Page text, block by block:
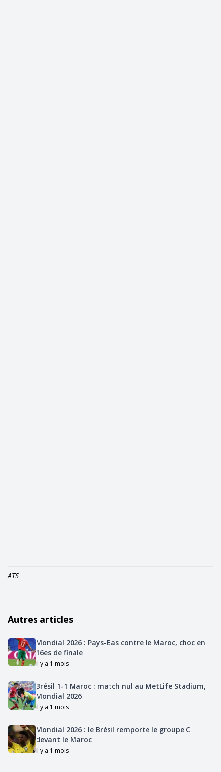
ATS
Autres articles
Mondial 2026 : Pays-Bas contre le Maroc, choc en
16es de finale
il y a 1 mois
Brésil 1-1 Maroc : match nul au MetLife Stadium,
Mondial 2026
il y a 1 mois
Mondial 2026 : le Brésil remporte le groupe C
devant le Maroc
il y a 1 mois